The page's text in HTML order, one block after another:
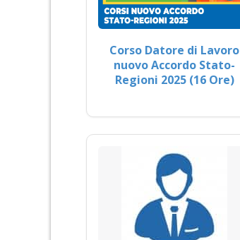
Corso Datore di Lavoro
nuovo Accordo Stato-
Regioni 2025 (16 Ore)